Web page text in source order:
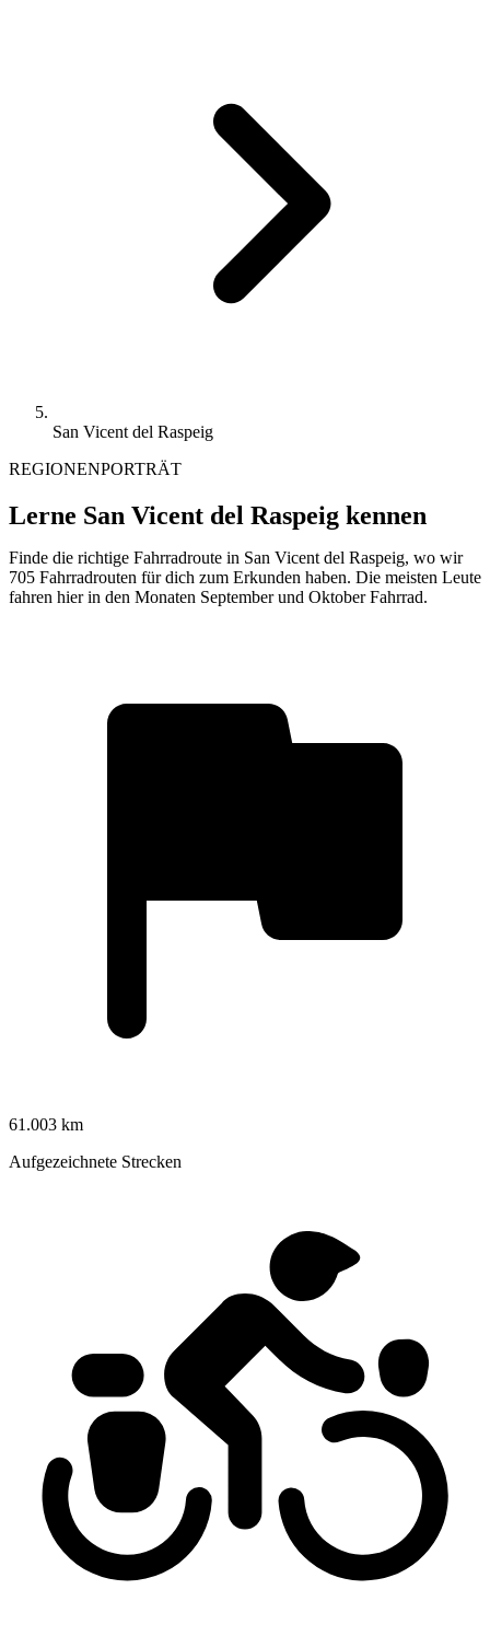
San Vicent del Raspeig
REGIONENPORTRÄT
Lerne San Vicent del Raspeig kennen
Finde die richtige Fahrradroute in San Vicent del Raspeig, wo wir
705 Fahrradrouten für dich zum Erkunden haben. Die meisten Leute
fahren hier in den Monaten September und Oktober Fahrrad.
61.003 km
Aufgezeichnete Strecken